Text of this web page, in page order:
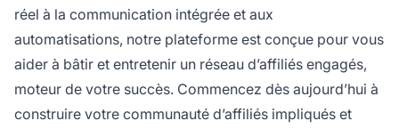
réel à la communication intégrée et aux
automatisations, notre plateforme est conçue pour vous
aider à bâtir et entretenir un réseau d’affiliés engagés,
moteur de votre succès. Commencez dès aujourd’hui à
construire votre communauté d’affiliés impliqués et